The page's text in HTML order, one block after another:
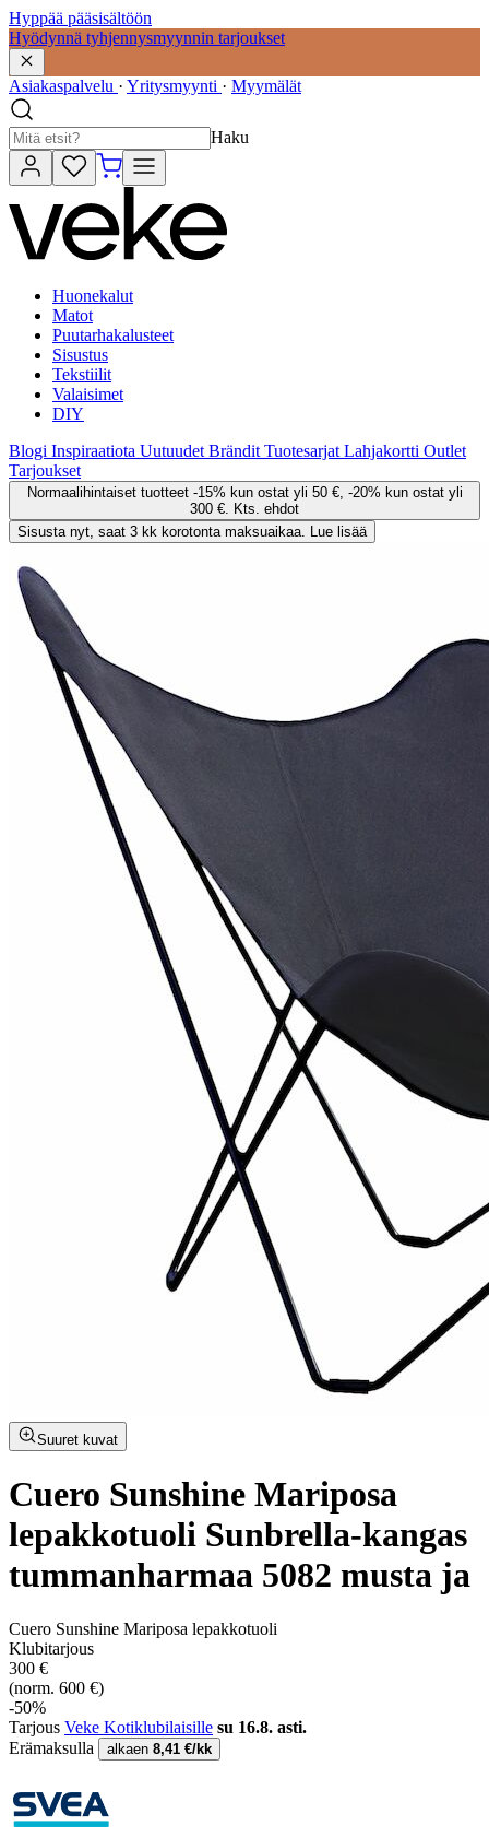
Hyppää pääsisältöön
Hyödynnä tyhjennysmyynnin tarjoukset
Asiakaspalvelu · Yritysmyynti · Myymälät
Haku
Huonekalut
Matot
Puutarhakalusteet
Sisustus
Tekstiilit
Valaisimet
DIY
Blogi Inspiraatiota Uutuudet Brändit Tuotesarjat Lahjakortti Outlet
Tarjoukset
Normaalihintaiset tuotteet -15% kun ostat yli 50 €, -20% kun ostat yli
300 €. Kts. ehdot
Sisusta nyt, saat 3 kk korotonta maksuaikaa. Lue lisää
Suuret kuvat
Cuero Sunshine Mariposa
lepakkotuoli Sunbrella-kangas
tummanharmaa 5082 musta ja
Cuero Sunshine Mariposa lepakkotuoli
Klubitarjous
300 €
(norm. 600 €)
-50%
Tarjous Veke Kotiklubilaisille su 16.8. asti.
Erämaksulla
alkaen 8,41 €/kk